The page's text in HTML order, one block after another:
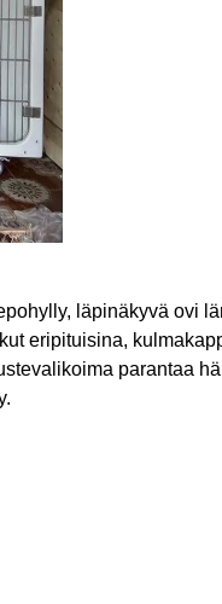
läpinäkyvä ovi
eripituisina,
parantaa